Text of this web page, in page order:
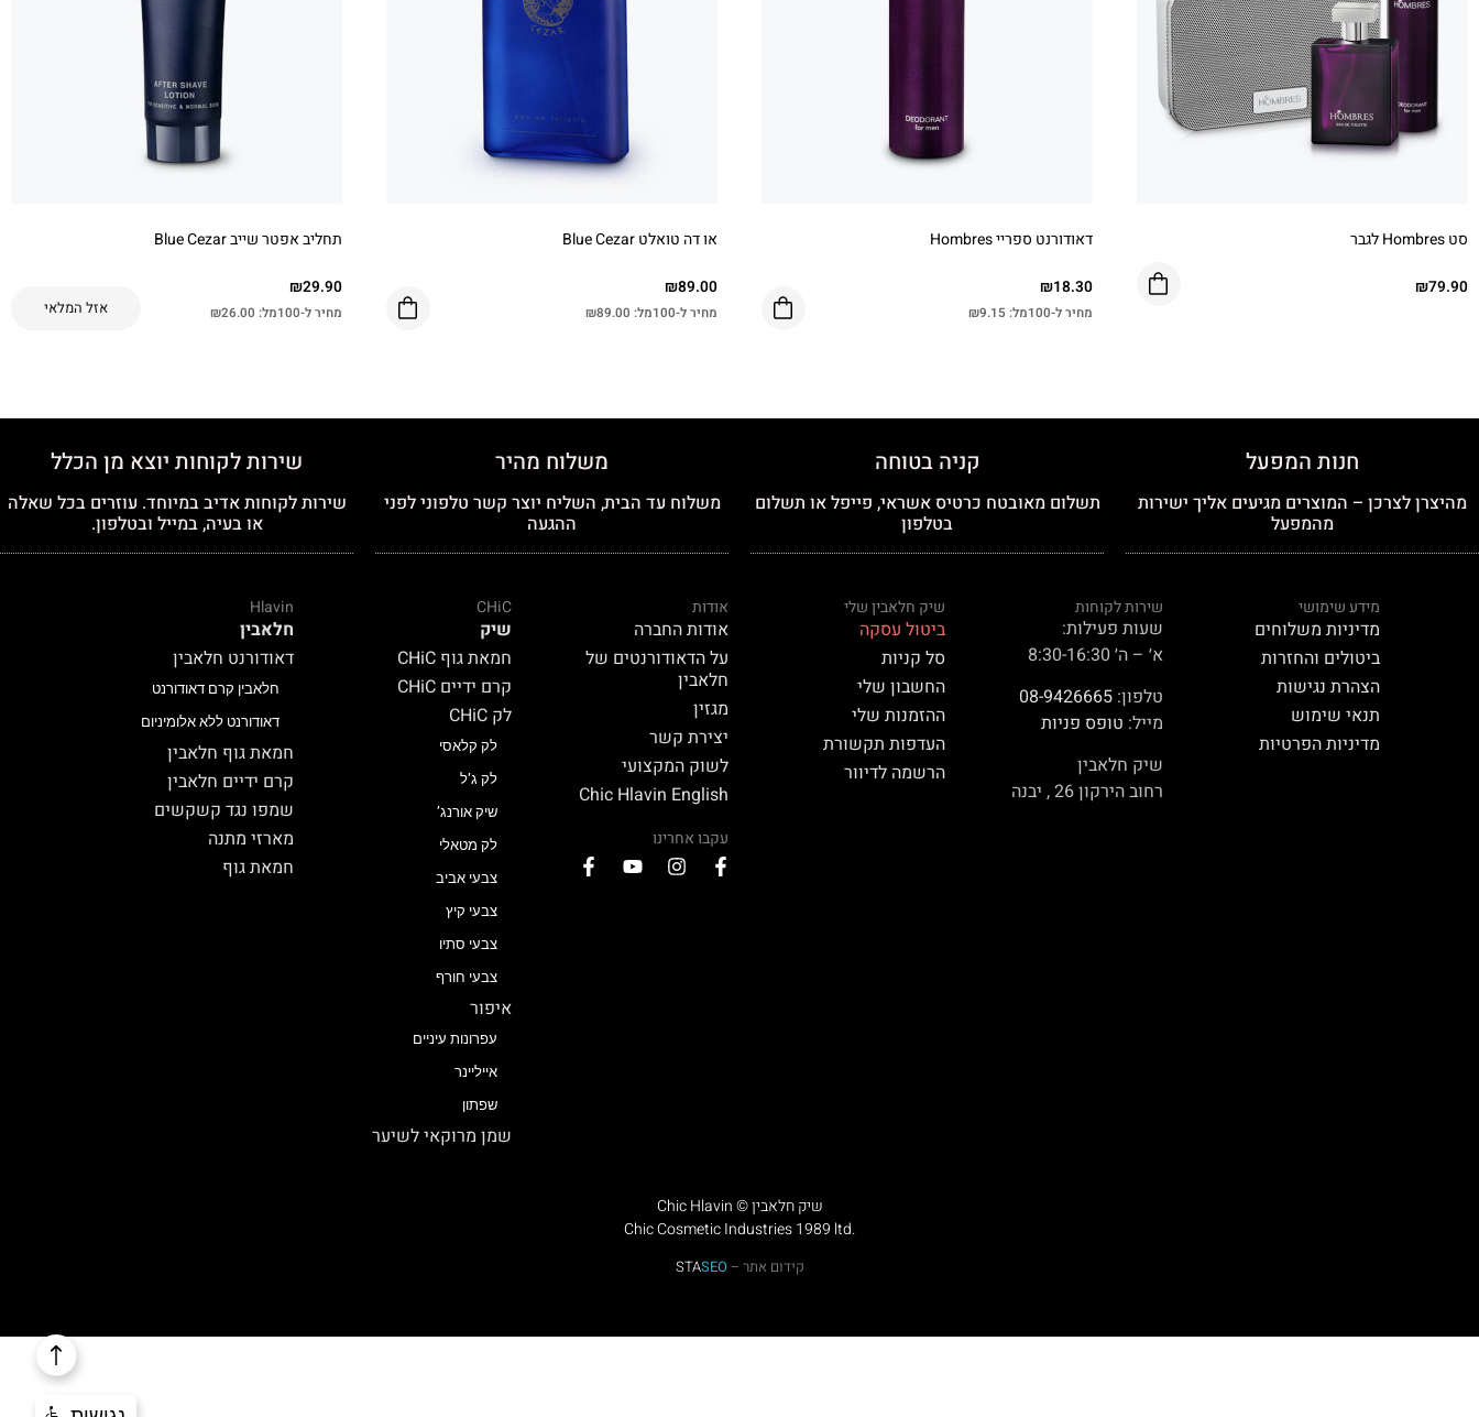
סט Hombres לגבר
₪79.90
דאודורנט ספריי Hombres
₪18.30
מחיר ל-100מל: ₪9.15
או דה טואלט Blue Cezar
₪89.00
מחיר ל-100מל: ₪89.00
תחליב אפטר שייב Blue Cezar
₪29.90
מחיר ל-100מל: ₪26.00 אזל המלאי
חנות המפעל
מהיצרן לצרכן – המוצרים מגיעים אליך ישירות
מהמפעל
קניה בטוחה
תשלום מאובטח כרטיס אשראי, פייפל או תשלום
בטלפון
משלוח מהיר
משלוח עד הבית, השליח יוצר קשר טלפוני לפני
ההגעה
שירות לקוחות יוצא מן הכלל
שירות לקוחות אדיב במיוחד. עוזרים בכל שאלה
או בעיה, במייל ובטלפון.
מידע שימושי
מדיניות משלוחים
ביטולים והחזרות
הצהרת נגישות
תנאי שימוש
מדיניות הפרטיות
שירות לקוחות
שעות פעילות:
א׳ – ה׳ 8:30-16:30
טלפון:08-9426665
מייל: טופס פניות
שיק חלאבין
רחוב הירקון 26 , יבנה
שיק חלאבין שלי
ביטול עסקה
סל קניות
החשבון שלי
ההזמנות שלי
העדפות תקשורת
הרשמה לדיוור
אודות
אודות החברה
על הדאודורנטים של
חלאבין
מגזין
יצירת קשר
לשוק המקצועי
Chic Hlavin English
עקבו אחרינו
CHiC
שיק
חמאת גוף CHiC
קרם ידיים CHiC
לק CHiC
לק קלאסי
לק ג’ל
שיק אורנג’
לק מטאלי
צבעי אביב
צבעי קיץ
צבעי סתיו
צבעי חורף
איפור
עפרונות עיניים
אייליינר
שפתון
שמן מרוקאי לשיער
Hlavin
חלאבין
דאודורנט חלאבין
חלאבין קרם דאודורנט
דאודורנט ללא אלומיניום
חמאת גוף חלאבין
קרם ידיים חלאבין
שמפו נגד קשקשים
מארזי מתנה
חמאת גוף
Chic Hlavin © שיק חלאבין
Chic Cosmetic Industries 1989 ltd.
קידום אתר – STASEO